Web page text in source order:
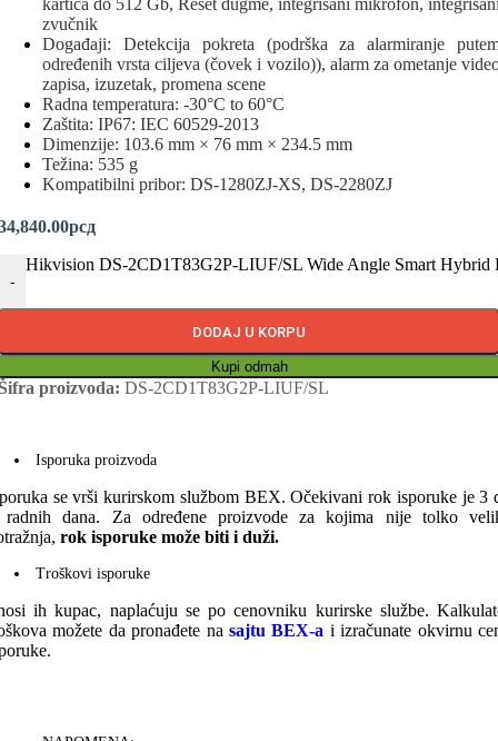
kartica do 512 Gb, Reset dugme, integrisani mikrofon,
zvučnik
Događaji: Detekcija pokreta (podrška za alarmiranje
određenih vrsta ciljeva (čovek i vozilo)), alarm za ometanje
zapisa, izuzetak, promena scene
Radna temperatura: -30°C to 60°C
Zaštita: IP67: IEC 60529-2013
Dimenzije: 103.6 mm × 76 mm × 234.5 mm
Težina: 535 g
Kompatibilni pribor: DS-1280ZJ-XS, DS-2280ZJ
рсд
-
Hikvision DS-2CD1T83G2P-LIUF/SL Wide Angle Smart Hybrid
DODAJ U KORPU
Kupi odmah
proizvoda: DS-2CD1T83G2P-LIUF/SL
Isporuka proizvoda
se vrši kurirskom službom BEX. Očekivani rok isporuke je 3
dana. Za određene proizvode za kojima nije tolko
rok isporuke može biti i duži.
Troškovi isporuke
ih kupac, naplaćuju se po cenovniku kurirske službe.
možete da pronađete na sajtu BEX-a i izračunate okvirnu